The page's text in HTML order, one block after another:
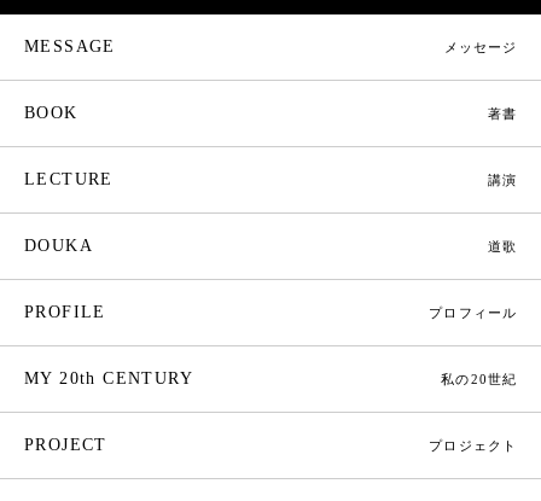
MESSAGE メッセージ
BOOK 著書
LECTURE 講演
DOUKA 道歌
PROFILE プロフィール
MY 20th CENTURY 私の20世紀
PROJECT プロジェクト